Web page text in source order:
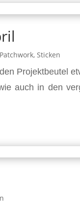
Patchwork,Sticken
Projektbeutel
auch in den